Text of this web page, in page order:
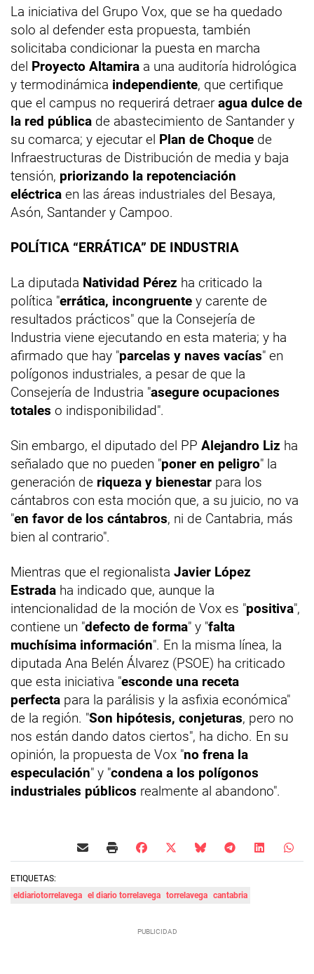
La iniciativa del Grupo Vox, que se ha quedado
solo al defender esta propuesta, también
solicitaba condicionar la puesta en marcha
del Proyecto Altamira a una auditoría hidrológica
y termodinámica independiente, que certifique
que el campus no requerirá detraer agua dulce de
la red pública de abastecimiento de Santander y
su comarca; y ejecutar el Plan de Choque de
Infraestructuras de Distribución de media y baja
tensión, priorizando la repotenciación
eléctrica en las áreas industriales del Besaya,
Asón, Santander y Campoo.
POLÍTICA “ERRÁTICA” DE INDUSTRIA
La diputada Natividad Pérez ha criticado la
política "errática, incongruente y carente de
resultados prácticos" que la Consejería de
Industria viene ejecutando en esta materia; y ha
afirmado que hay "parcelas y naves vacías" en
polígonos industriales, a pesar de que la
Consejería de Industria "asegure ocupaciones
totales o indisponibilidad".
Sin embargo, el diputado del PP Alejandro Liz ha
señalado que no pueden "poner en peligro" la
generación de riqueza y bienestar para los
cántabros con esta moción que, a su juicio, no va
"en favor de los cántabros, ni de Cantabria, más
bien al contrario".
Mientras que el regionalista Javier López
Estrada ha indicado que, aunque la
intencionalidad de la moción de Vox es "positiva",
contiene un "defecto de forma" y "falta
muchísima información". En la misma línea, la
diputada Ana Belén Álvarez (PSOE) ha criticado
que esta iniciativa "esconde una receta
perfecta para la parálisis y la asfixia económica"
de la región. "Son hipótesis, conjeturas, pero no
nos están dando datos ciertos", ha dicho. En su
opinión, la propuesta de Vox "no frena la
especulación" y "condena a los polígonos
industriales públicos realmente al abandono".
ETIQUETAS:
eldiariotorrelavega el diario torrelavega torrelavega cantabria